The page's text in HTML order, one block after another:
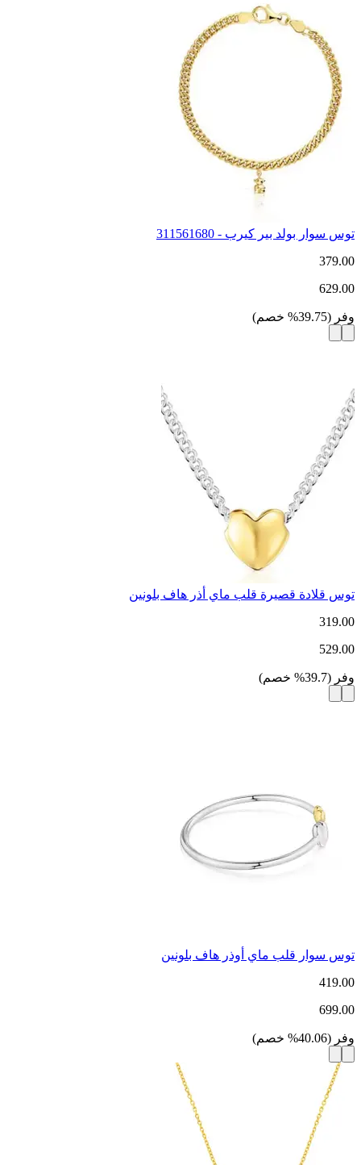
توس سوار بولد بير كيرب - 311561680
379.00
629.00
وفر (
39.75
% خصم)
توس قلادة قصيرة قلب ماي أذر هاف بلونين
319.00
529.00
وفر (
39.7
% خصم)
توس سوار قلب ماي أوذر هاف بلونين
419.00
699.00
وفر (
40.06
% خصم)